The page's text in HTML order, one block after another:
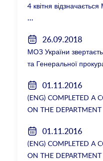
4 квітня
26.09.2018
МОЗ України
та Генеральної
ректорки НМУ
01.11.2016
(ENG) COMPLETED A
ON THE
01.11.2016
(ENG) COMPLETED A
ON THE